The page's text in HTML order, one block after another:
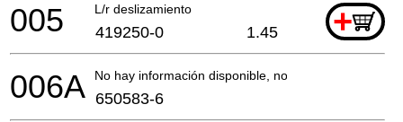
L/r deslizamiento +
005 419250-0 1.45
No hay información disponible, no se puede pedir
006A 650583-6